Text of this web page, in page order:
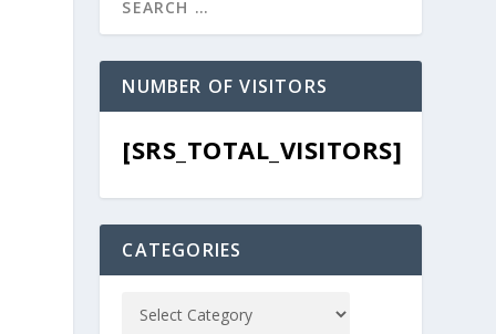
NUMBER OF VISITORS
[SRS_TOTAL_VISITORS]
CATEGORIES